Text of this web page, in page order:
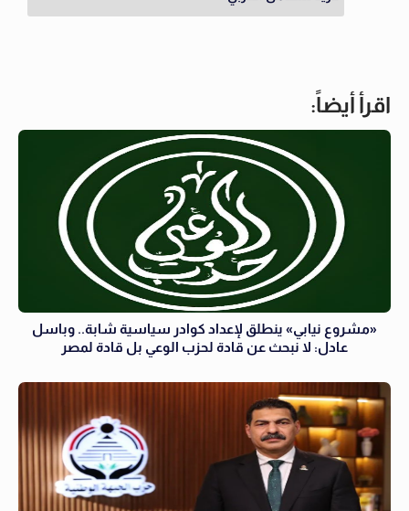
اقرأ أيضاً:
«مشروع نيابي» ينطلق لإعداد كوادر سياسية شابة.. وباسل
عادل: لا نبحث عن قادة لحزب الوعي بل قادة لمصر